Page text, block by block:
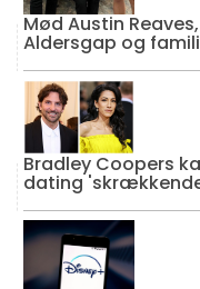
Mød Austin
Aldersgap og
Bradley Coopers
dating